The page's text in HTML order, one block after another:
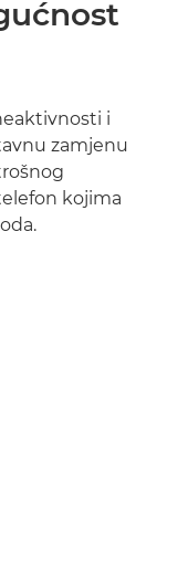
i
zamjenu
kojima